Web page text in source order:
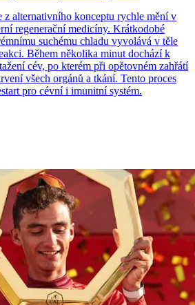
z alternativního konceptu rychle mění v
regenerační medicíny. Krátkodobé
suchému chladu vyvolává v těle
Během několika minut dochází k
cév, po kterém při opětovném zahřátí
všech orgánů a tkání. Tento proces
pro cévní i imunitní systém.